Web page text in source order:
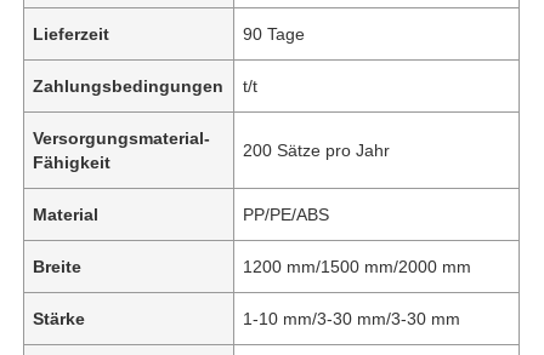
Lieferzeit 90 Tage
Zahlungsbedingungen t/t
Versorgungsmaterial-
Fähigkeit
200 Sätze pro Jahr
Material PP/PE/ABS
Breite 1200 mm/1500 mm/2000 mm
Stärke 1-10 mm/3-30 mm/3-30 mm